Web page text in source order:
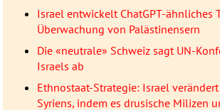
Israel entwickelt ChatGPT-ähnliches
Überwachung von Palästinensern
Die «neutrale» Schweiz sagt UN-
Israels ab
Ethnostaat-Strategie: Israel
Syriens, indem es drusische Milizen